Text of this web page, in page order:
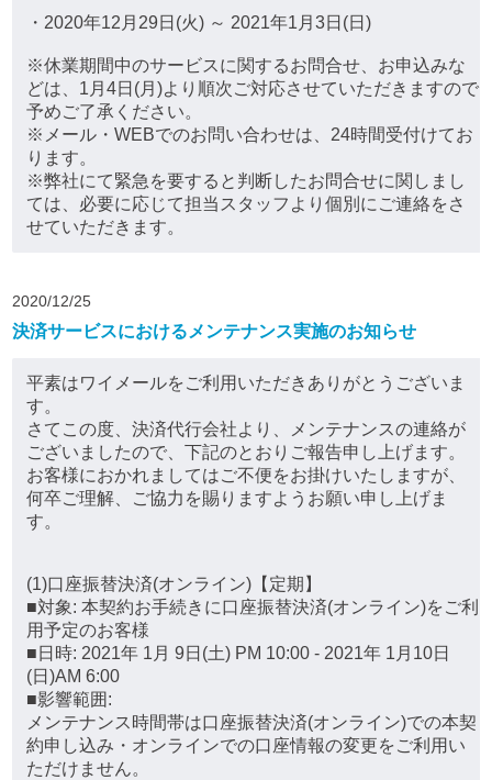
・2020年12月29日(火) ～ 2021年1月3日(日)
※休業期間中のサービスに関するお問合せ、お申込みな
どは、1月4日(月)より順次ご対応させていただきますので
予めご了承ください。
※メール・WEBでのお問い合わせは、24時間受付けてお
ります。
※弊社にて緊急を要すると判断したお問合せに関しまし
ては、必要に応じて担当スタッフより個別にご連絡をさ
せていただきます。
2020/12/25
決済サービスにおけるメンテナンス実施のお知らせ
平素はワイメールをご利用いただきありがとうございま
す。
さてこの度、決済代行会社より、メンテナンスの連絡が
ございましたので、下記のとおりご報告申し上げます。
お客様におかれましてはご不便をお掛けいたしますが、
何卒ご理解、ご協力を賜りますようお願い申し上げま
す。
(1)口座振替決済(オンライン)【定期】
■対象: 本契約お手続きに口座振替決済(オンライン)をご利
用予定のお客様
■日時: 2021年 1月 9日(土) PM 10:00 - 2021年 1月10日
(日)AM 6:00
■影響範囲:
メンテナンス時間帯は口座振替決済(オンライン)での本契
約申し込み・オンラインでの口座情報の変更をご利用い
ただけません。